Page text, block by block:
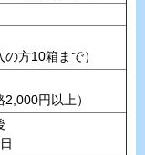
の方10箱まで）
2,000円以上）